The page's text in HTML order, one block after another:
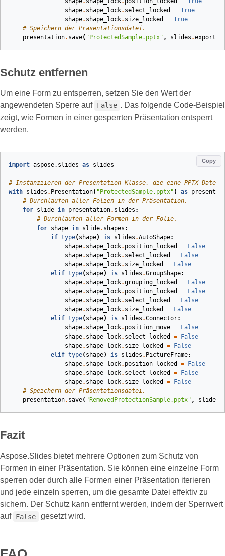
shape. shape_lock. select_locked = True
shape. shape_lock. size_locked = True
# Speichern der Präsentationsdatei.
presentation. save( "ProtectedSample.pptx" , slides .export
Schutz entfernen
Um eine Form zu entsperren, setzen Sie den Wert der
angewendeten Sperre auf False . Das folgende Code‑Beispiel
zeigt, wie Formen in einer gesperrten Präsentation entsperrt
werden.
Copy
import aspose.slides as slides
# Instanziieren der Presentation-Klasse, die eine PPTX-
with slides . Presentation( "ProtectedSample.pptx" ) as
# Durchlaufen aller Folien in der Präsentation.
for slide in presentation. slides :
# Durchlaufen aller Formen in der Folie.
for shape in slide. shapes :
if type( shape) is slides .AutoShape:
shape. shape_lock. position_locked =
False
shape. shape_lock. select_locked =
False
shape. shape_lock. size_locked =
False
elif type( shape) is slides .GroupShape:
shape. shape_lock.grouping_locked =
False
shape. shape_lock. position_locked =
False
shape. shape_lock. select_locked =
False
shape. shape_lock. size_locked =
False
elif type( shape) is slides .Connector:
shape. shape_lock. position_move =
False
shape. shape_lock. select_locked =
False
shape. shape_lock. size_locked =
False
elif type( shape) is slides . PictureFrame:
shape. shape_lock. position_locked =
False
shape. shape_lock. select_locked =
False
shape. shape_lock. size_locked =
False
# Speichern der Präsentationsdatei.
presentation. save( "RemovedProtectionSample.pptx" , slides
Fazit
Aspose.Slides bietet mehrere Optionen zum Schutz von
Formen in einer Präsentation. Sie können eine einzelne Form
sperren oder durch alle Formen einer Präsentation iterieren
und jede einzeln sperren, um die gesamte Datei effektiv zu
sichern. Der Schutz kann entfernt werden, indem der Sperrwert
auf False gesetzt wird.